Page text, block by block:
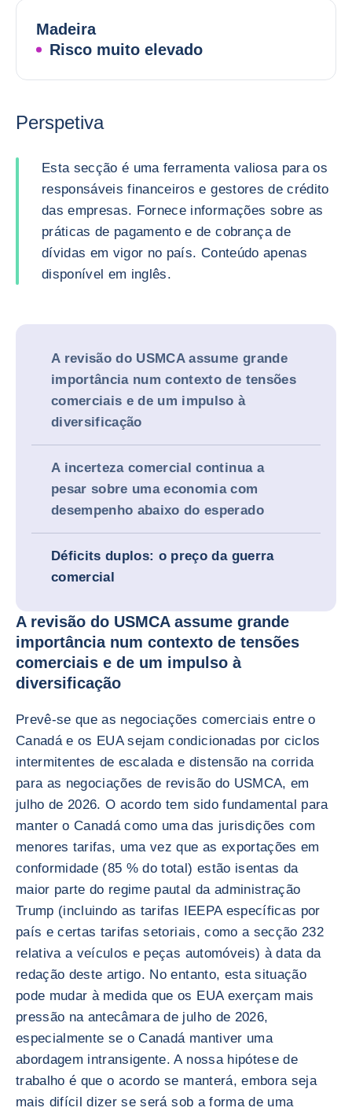
Madeira
Risco muito elevado
Perspetiva
Esta secção é uma ferramenta valiosa para os
responsáveis financeiros e gestores de crédito
das empresas. Fornece informações sobre as
práticas de pagamento e de cobrança de
dívidas em vigor no país. Conteúdo apenas
disponível em inglês.
A revisão do USMCA assume grande
importância num contexto de tensões
comerciais e de um impulso à
diversificação
A incerteza comercial continua a
pesar sobre uma economia com
desempenho abaixo do esperado
Déficits duplos: o preço da guerra
comercial
A revisão do USMCA assume grande
importância num contexto de tensões
comerciais e de um impulso à
diversificação
Prevê-se que as negociações comerciais entre o
Canadá e os EUA sejam condicionadas por ciclos
intermitentes de escalada e distensão na corrida
para as negociações de revisão do USMCA, em
julho de 2026. O acordo tem sido fundamental para
manter o Canadá como uma das jurisdições com
menores tarifas, uma vez que as exportações em
conformidade (85 % do total) estão isentas da
maior parte do regime pautal da administração
Trump (incluindo as tarifas IEEPA específicas por
país e certas tarifas setoriais, como a secção 232
relativa a veículos e peças automóveis) à data da
redação deste artigo. No entanto, esta situação
pode mudar à medida que os EUA exerçam mais
pressão na antecâmara de julho de 2026,
especialmente se o Canadá mantiver uma
abordagem intransigente. A nossa hipótese de
trabalho é que o acordo se manterá, embora seja
mais difícil dizer se será sob a forma de uma